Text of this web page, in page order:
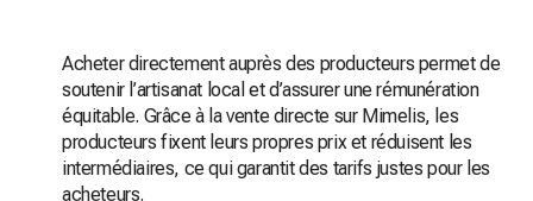
Acheter directement auprès des producteurs permet de
soutenir l’artisanat local et d’assurer une rémunération
équitable. Grâce à la vente directe sur Mimelis, les
producteurs fixent leurs propres prix et réduisent les
intermédiaires, ce qui garantit des tarifs justes pour les
acheteurs.